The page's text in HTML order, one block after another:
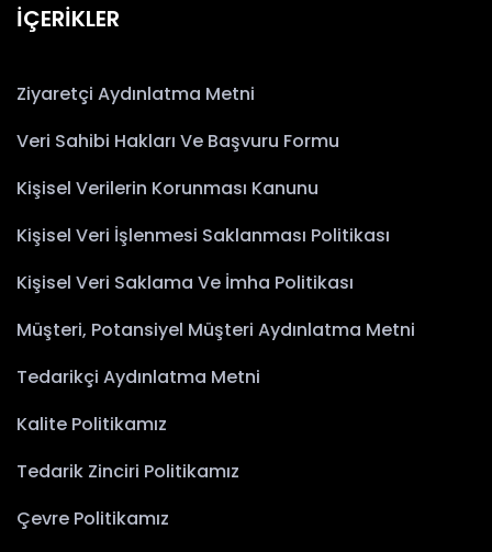
İÇERİKLER
Ziyaretçi Aydınlatma Metni
Veri Sahibi Hakları Ve Başvuru Formu
Kişisel Verilerin Korunması Kanunu
Kişisel Veri İşlenmesi Saklanması Politikası
Kişisel Veri Saklama Ve İmha Politikası
Müşteri, Potansiyel Müşteri Aydınlatma Metni
Tedarikçi Aydınlatma Metni
Kalite Politikamız
Tedarik Zinciri Politikamız
Çevre Politikamız